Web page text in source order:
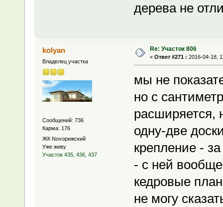
дерева не
kolyan
Владелец участка
Сообщений: 736
Карма: 176
ЖК Novoрижский
Уже живу
Участок 435, 436, 437
Re: Участок 806
« Ответ #271 : 2016-04-18,
мы не
но с
расширяется,
одну-две
крепление -
- с ней
кедровые
не могу